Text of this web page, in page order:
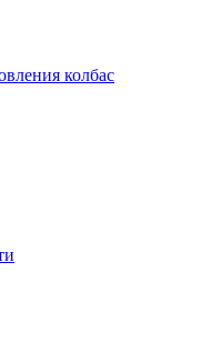
колбас